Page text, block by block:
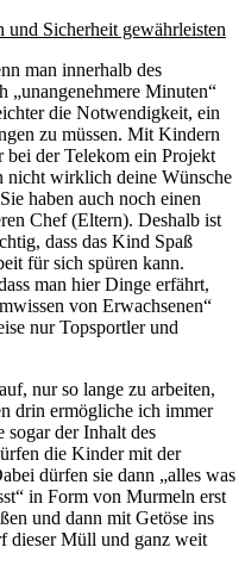
Sicherheit gewährleisten
man innerhalb des
„unangenehmere Minuten“
die Notwendigkeit, ein
zu müssen. Mit Kindern
der Telekom ein Projekt
nicht wirklich deine Wünsche
haben auch noch einen
Chef (Eltern). Deshalb ist
dass das Kind Spaß
für sich spüren kann.
man hier Dinge erfährt,
von Erwachsenen“
nur Topsportler und
nur so lange zu arbeiten,
drin ermögliche ich immer
sogar der Inhalt des
die Kinder mit der
dürfen sie dann „alles was
in Form von Murmeln erst
und dann mit Getöse ins
dieser Müll und ganz weit